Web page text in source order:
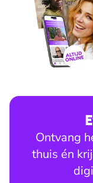
Ontvang
thuis én